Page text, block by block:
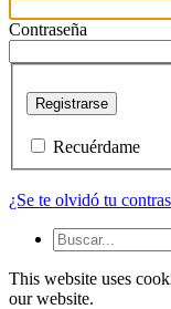
Contraseña
Registrarse
Recuérdame
¿Se te olvidó tu
This website uses
our website.